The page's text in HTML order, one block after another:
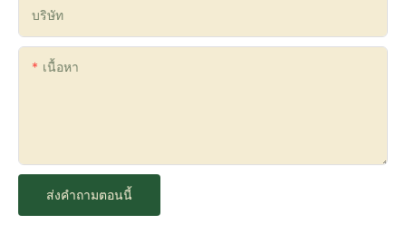
บริษัท
เนื้อหา
ส่งคำถามตอนนี้